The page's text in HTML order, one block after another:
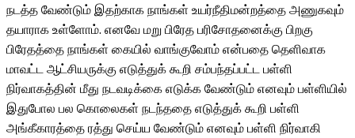
நடத்த வேண்டும் இதற்காக நாங்கள் உயர்நீதிமன்றத்தை அணுகவும்
தயாராக உள்ளோம். எனவே மறு பிரேத பரிசோதனைக்கு பிறகு
பிரேதத்தை நாங்கள் கையில் வாங்குவோம் என்பதை தெளிவாக
மாவட்ட ஆட்சியருக்கு எடுத்துக் கூறி சம்பந்தப்பட்ட பள்ளி
நிர்வாகத்தின் மீது நடவடிக்கை எடுக்க வேண்டும் எனவும் பள்ளியில்
இதுபோல பல கொலைகள் நடந்ததை எடுத்துக் கூறி பள்ளி
அங்கீகாரத்தை ரத்து செய்ய வேண்டும் எனவும் பள்ளி நிர்வாகி